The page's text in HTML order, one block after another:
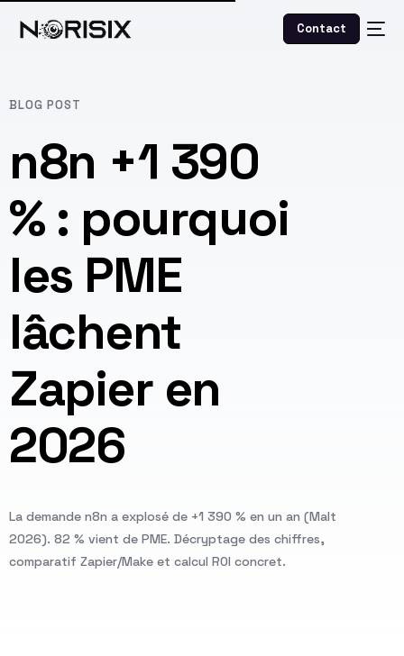
Contact
BLOG POST
n8n +1 390
% : pourquoi
les PME
lâchent
Zapier en
2026
La demande n8n a explosé de +1 390 % en un an (Malt
2026). 82 % vient de PME. Décryptage des chiffres,
comparatif Zapier/Make et calcul ROI concret.